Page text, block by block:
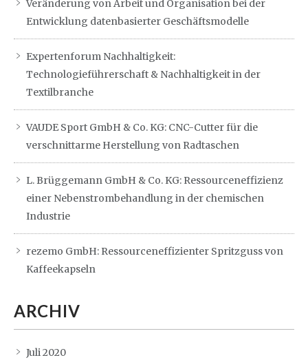
Veränderung von Arbeit und Organisation bei der
Entwicklung datenbasierter Geschäftsmodelle
Expertenforum Nachhaltigkeit:
Technologieführerschaft & Nachhaltigkeit in der
Textilbranche
VAUDE Sport GmbH & Co. KG: CNC-Cutter für die
verschnittarme Herstellung von Radtaschen
L. Brüggemann GmbH & Co. KG: Ressourceneffizienz
einer Nebenstrombehandlung in der chemischen
Industrie
rezemo GmbH: Ressourceneffizienter Spritzguss von
Kaffeekapseln
ARCHIV
Juli 2020